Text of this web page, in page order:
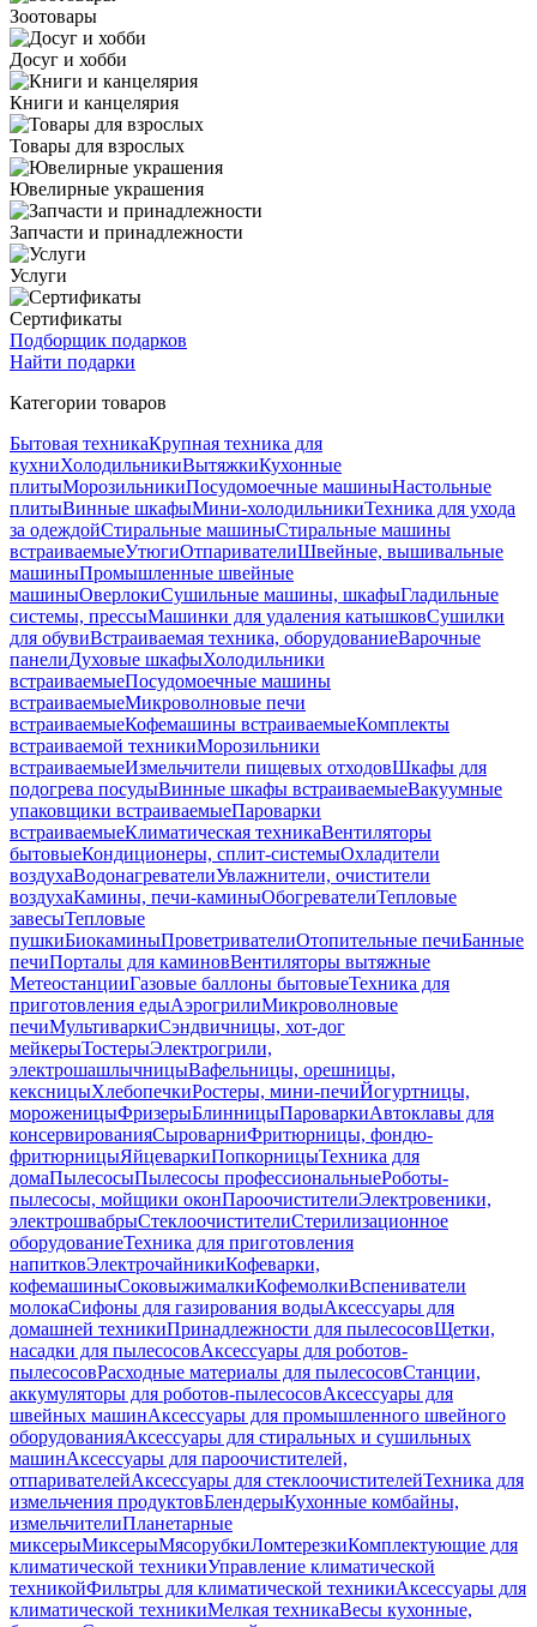
Зоотовары
Досуг и хобби
Книги и канцелярия
Товары для взрослых
Ювелирные украшения
Запчасти и принадлежности
Услуги
Сертификаты
Подборщик подарков
Найти подарки
Категории товаров
Бытовая техникаКрупная техника для
кухниХолодильникиВытяжкиКухонные
плитыМорозильникиПосудомоечные машиныНастольные
плитыВинные шкафыМини-холодильникиТехника для ухода
за одеждойСтиральные машиныСтиральные машины
встраиваемыеУтюгиОтпаривателиШвейные, вышивальные
машиныПромышленные швейные
машиныОверлокиСушильные машины, шкафыГладильные
системы, прессыМашинки для удаления катышковСушилки
для обувиВстраиваемая техника, оборудованиеВарочные
панелиДуховые шкафыХолодильники
встраиваемыеПосудомоечные машины
встраиваемыеМикроволновые печи
встраиваемыеКофемашины встраиваемыеКомплекты
встраиваемой техникиМорозильники
встраиваемыеИзмельчители пищевых отходовШкафы для
подогрева посудыВинные шкафы встраиваемыеВакуумные
упаковщики встраиваемыеПароварки
встраиваемыеКлиматическая техникаВентиляторы
бытовыеКондиционеры, сплит-системыОхладители
воздухаВодонагревателиУвлажнители, очистители
воздухаКамины, печи-каминыОбогревателиТепловые
завесыТепловые
пушкиБиокаминыПроветривателиОтопительные печиБанные
печиПорталы для каминовВентиляторы вытяжные
МетеостанцииГазовые баллоны бытовыеТехника для
приготовления едыАэрогрилиМикроволновые
печиМультиваркиСэндвичницы, хот-дог
мейкерыТостерыЭлектрогрили,
электрошашлычницыВафельницы, орешницы,
кексницыХлебопечкиРостеры, мини-печиЙогуртницы,
мороженицыФризерыБлинницыПароваркиАвтоклавы для
консервированияСыроварниФритюрницы, фондю-
фритюрницыЯйцеваркиПопкорницыТехника для
домаПылесосыПылесосы профессиональныеРоботы-
пылесосы, мойщики оконПароочистителиЭлектровеники,
электрошвабрыСтеклоочистителиСтерилизационное
оборудованиеТехника для приготовления
напитковЭлектрочайникиКофеварки,
кофемашиныСоковыжималкиКофемолкиВспениватели
молокаСифоны для газирования водыАксессуары для
домашней техникиПринадлежности для пылесосовЩетки,
насадки для пылесосовАксессуары для роботов-
пылесосовРасходные материалы для пылесосовСтанции,
аккумуляторы для роботов-пылесосовАксессуары для
швейных машинАксессуары для промышленного швейного
оборудованияАксессуары для стиральных и сушильных
машинАксессуары для пароочистителей,
отпаривателейАксессуары для стеклоочистителейТехника для
измельчения продуктовБлендерыКухонные комбайны,
измельчителиПланетарные
миксерыМиксерыМясорубкиЛомтерезкиКомплектующие для
климатической техникиУправление климатической
техникойФильтры для климатической техникиАксессуары для
климатической техникиМелкая техникаВесы кухонные,